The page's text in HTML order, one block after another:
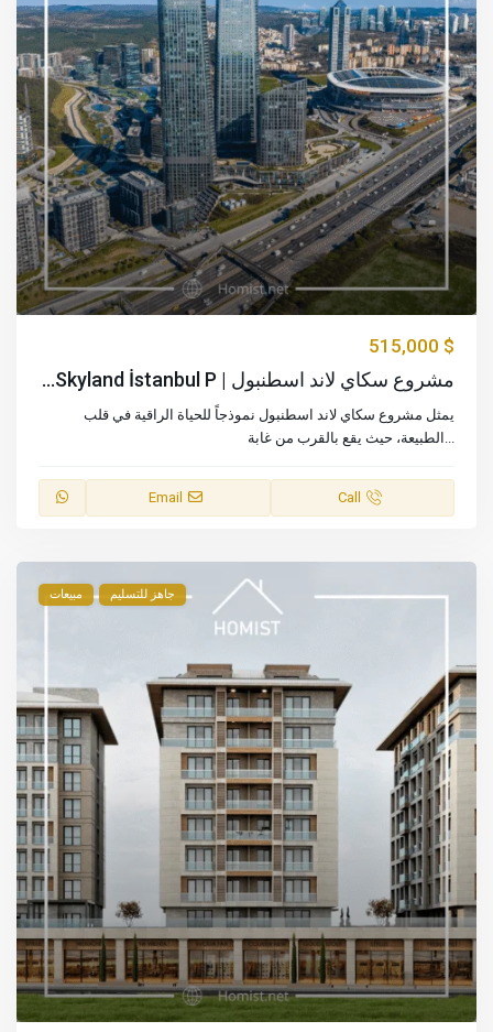
$ 515,000
مشروع سكاي لاند اسطنبول | Skyland İstanbul P...
يمثل مشروع سكاي لاند اسطنبول نموذجاً للحياة الراقية في قلب
الطبيعة، حيث يقع بالقرب من غابة
Call
Email
مبيعات جاهز للتسليم